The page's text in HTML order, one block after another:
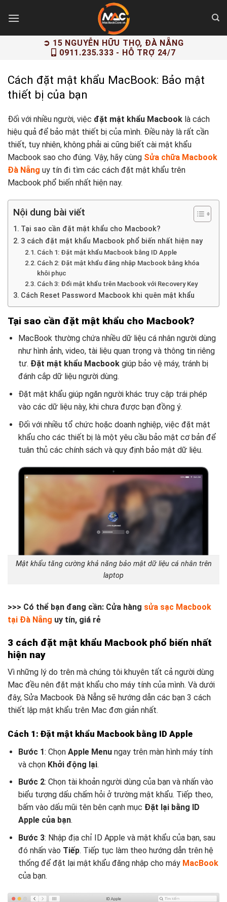
➲ 15 NGUYỄN HỮU THỌ, ĐÀ NẴNG
0911.235.333 - HỖ TRỢ 24/7
Cách đặt mật khẩu MacBook: Bảo mật
thiết bị của bạn
Đối với nhiều người, việc đặt mật khẩu Macbook là cách
hiệu quả để bảo mật thiết bị của mình. Điều này là rất cần
thiết, tuy nhiên, không phải ai cũng biết cài mật khẩu
Macbook sao cho đúng. Vậy, hãy cùng Sửa chữa Macbook
Đà Nẵng uy tín đi tìm các cách đặt mật khẩu trên
Macbook phổ biến nhất hiện nay.
Nội dung bài viết
Tại sao cần đặt mật khẩu cho Macbook?
3 cách đặt mật khẩu Macbook phổ biến nhất hiện nay
Cách 1: Đặt mật khẩu Macbook bằng ID Apple
Cách 2: Đặt mật khẩu đăng nhập Macbook bằng khóa
khôi phục
Cách 3: Đổi mật khẩu trên Macbook với Recovery Key
Cách Reset Password Macbook khi quên mật khẩu
Tại sao cần đặt mật khẩu cho Macbook?
MacBook thường chứa nhiều dữ liệu cá nhân người dùng
như hình ảnh, video, tài liệu quan trọng và thông tin riêng
tư. Đặt mật khẩu Macbook giúp bảo vệ máy, tránh bị
đánh cắp dữ liệu người dùng.
Đặt mật khẩu giúp ngăn người khác truy cập trái phép
vào các dữ liệu này, khi chưa được bạn đồng ý.
Đối với nhiều tổ chức hoặc doanh nghiệp, việc đặt mật
khẩu cho các thiết bị là một yêu cầu bảo mật cơ bản để
tuân thủ các chính sách và quy định bảo mật dữ liệu.
Mật khẩu tăng cường khả năng bảo mật dữ liệu cá nhân trên
laptop
>>> Có thể bạn đang cần: Cửa hàng sửa sạc Macbook
tại Đà Nẵng uy tín, giá rẻ
3 cách đặt mật khẩu Macbook phổ biến nhất
hiện nay
Vì những lý do trên mà chúng tôi khuyên tất cả người dùng
Mac đều nên đặt mật khẩu cho máy tính của mình. Và dưới
đây, Sửa Macbook Đà Nẵng sẽ hướng dẫn các bạn 3 cách
thiết lập mật khẩu trên Mac đơn giản nhất.
Cách 1: Đặt mật khẩu Macbook bằng ID Apple
Bước 1: Chọn Apple Menungay trên màn hình máy tính
và chọn Khởi động lại.
Bước 2: Chọn tài khoản người dùng của bạn và nhấn vào
biểu tượng dấu chấm hỏi ở trường mật khẩu. Tiếp theo,
bấm vào dấu mũi tên bên cạnh mục Đặt lại bằng ID
Apple của bạn.
Bước 3: Nhập địa chỉ ID Apple và mật khẩu của bạn, sau
đó nhấn vào Tiếp. Tiếp tục làm theo hướng dẫn trên hệ
thống để đặt lại mật khẩu đăng nhập cho máy MacBook
của bạn.